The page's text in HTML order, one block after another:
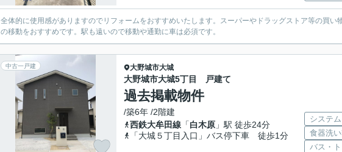
全体的に使用感がありますのでリフォームをおすすめいたします。スーパーやドラッグストア等の買
の移動をおすすめです。駅も遠いので移動や通勤に車は必須です。
中古一戸建 大野城市大城
大野城市大城5丁目 戸建て
過去掲載物件
/築6年 /2階建
西鉄大牟田線 「白木原 」駅 徒歩24分
「大城５丁目入口」バス停下車 徒歩1分
システ
食器洗
バス・